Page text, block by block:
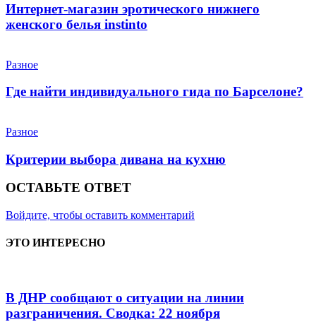
Интернет-магазин эротического нижнего
женского белья instinto
Разное
Где найти индивидуального гида по Барселоне?
Разное
Критерии выбора дивана на кухню
ОСТАВЬТЕ ОТВЕТ
Войдите, чтобы оставить комментарий
ЭТО ИНТЕРЕСНО
В ДНР сообщают о ситуации на линии
разграничения. Сводка: 22 ноября